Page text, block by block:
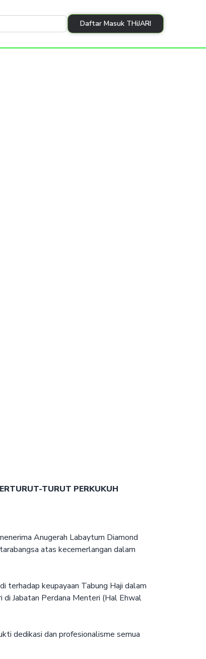
Daftar Masuk THiJARI
TURUT PERKUKUH
Anugerah Labaytum Diamond
atas kecemerlangan dalam
terhadap keupayaan Tabung Haji dalam
di Jabatan Perdana Menteri (Hal Ehwal
dedikasi dan profesionalisme semua